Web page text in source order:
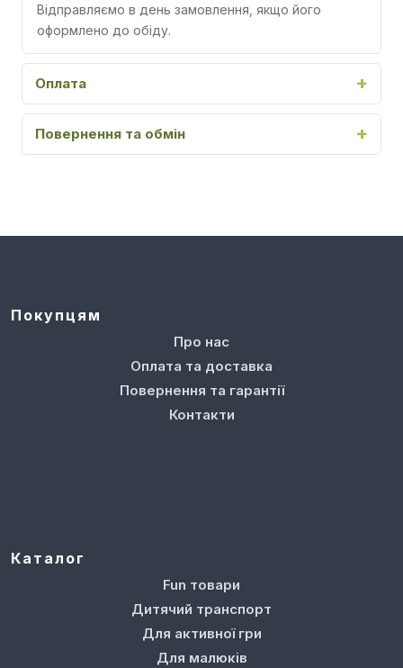
Відправляємо в день замовлення, якщо його
оформлено до обіду.
Оплата
Повернення та обмін
Покупцям
Про нас
Оплата та доставка
Повернення та гарантії
Контакти
Каталог
Fun товари
Дитячий транспорт
Для активної гри
Для малюків